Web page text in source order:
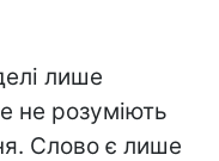
лише
не розуміють
Слово є лише